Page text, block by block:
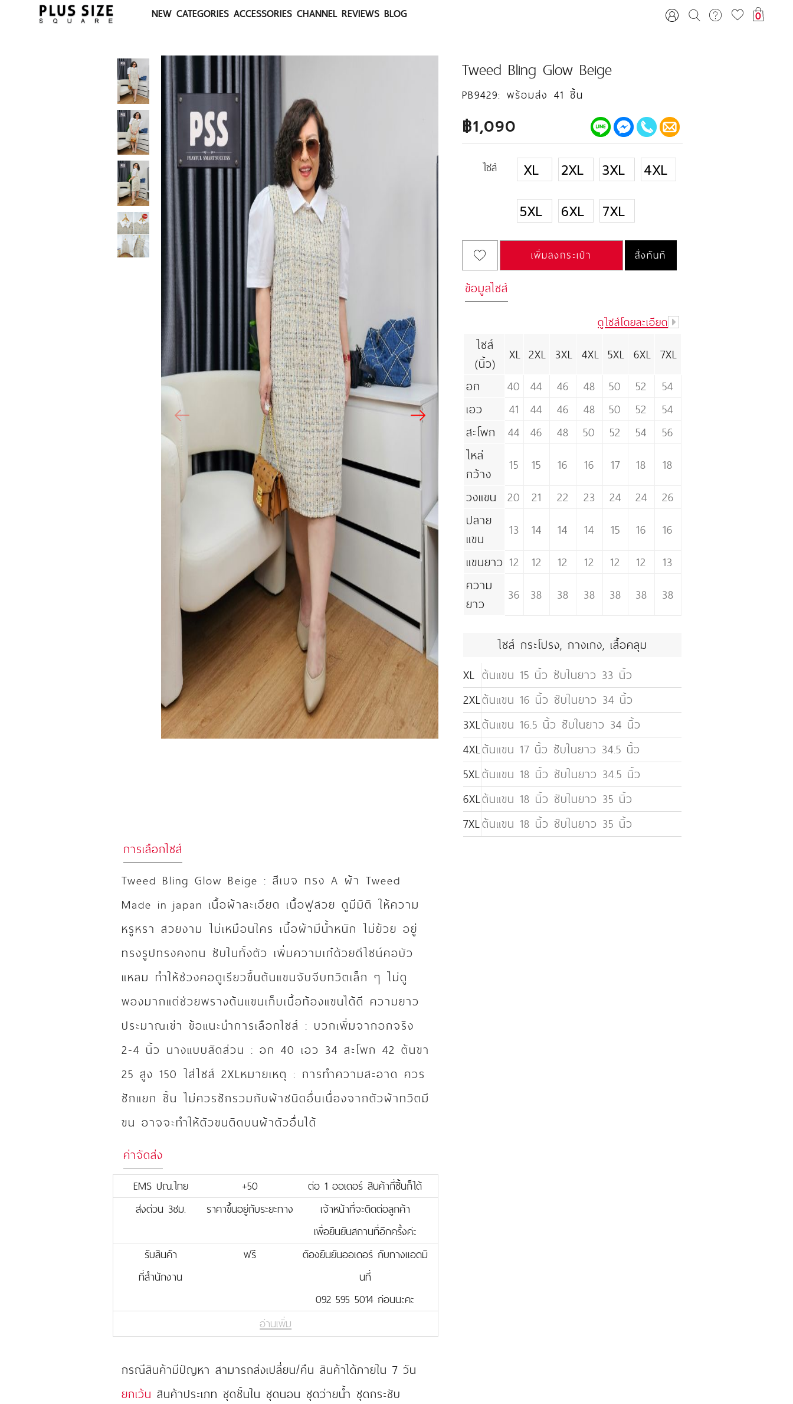
NEW CATEGORIES ACCESSORIES CHANNEL REVIEWS BLOG 0
Tweed Bling Glow Beige
PB9429: พร้อมส่ง 41 ชิ้น
฿1,090
ไซส์ XL 2XL 3XL 4XL
5XL 6XL 7XL
เพิ่มลงกระเป๋า สั่งทันที
ข้อมูลไซส์
ดูไซส์โดยละเอียด
ไซส์
(นิ้ว)
XL 2XL 3XL 4XL 5XL 6XL 7XL
อก
40 44 46 48 50 52
54
เอว
41 44 46 48 50 52
54
สะโพก
44 46 48 50 52 54
56
ไหล่
กว้าง
15 15 16 16 17 18
18
วงแขน
20 21 22 23 24 24
26
ปลาย
แขน
13 14 14 14 15 16
16
แขนยาว 12 12 12 12 12 12
13
ความ
ยาว
36 38 38 38 38 38 38
ไซส์ กระโปรง, กางเกง, เสื้อคลุม
XL ต้นแขน 15 นิ้ว ซับในยาว 33 นิ้ว
2XLต้นแขน 16 นิ้ว ซับในยาว 34 นิ้ว
3XLต้นแขน 16.5 นิ้ว ซับในยาว 34 นิ้ว
4XLต้นแขน 17 นิ้ว ซับในยาว 34.5 นิ้ว
5XLต้นแขน 18 นิ้ว ซับในยาว 34.5 นิ้ว
6XLต้นแขน 18 นิ้ว ซับในยาว 35 นิ้ว
7XLต้นแขน 18 นิ้ว ซับในยาว 35 นิ้ว
การเลือกไซส์
Tweed Bling Glow Beige : สีเบจ ทรง A ผ้า Tweed
Made in japan เนื้อผ้าละเอียด เนื้อฟูสวย ดูมีมิติ ให้ความ
หรูหรา สวยงาม ไม่เหมือนใคร เนื้อผ้ามีน้ำหนัก ไม่ย้วย อยู่
ทรงรูปทรงคงทน ซับในทั้งตัว เพิ่มความเก๋ด้วยดีไซน์คอบัว
แหลม ทำให้ช่วงคอดูเรียวขึ้นต้นแขนจับจีบทวิตเล็ก ๆ ไม่ดู
พองมากแต่ช่วยพรางต้นแขนเก็บเนื้อท้องแขนได้ดี ความยาว
ประมาณเข่า ข้อแนะนำการเลือกไซส์ : บวกเพิ่มจากอกจริง
2-4 นิ้ว นางแบบสัดส่วน : อก 40 เอว 34 สะโพก 42 ต้นขา
25 สูง 150 ใส่ไซส์ 2XLหมายเหตุ : การทำความสะอาด ควร
ซักแยก ชิ้น ไม่ควรซักรวมกับผ้าชนิดอื่นเนื่องจากตัวผ้าทวิตมี
ขน อาจจะทำให้ตัวขนติดบนผ้าตัวอื่นได้
ค่าจัดส่ง
EMS ปณ.ไทย +50
ต่อ 1 ออเดอร์ สินค้ากี่ชิ้นก็ได้
ส่งด่วน 3ชม.
ราคาขึ้นอยู่กับระยะทาง
เจ้าหน้าที่จะติดต่อลูกค้า
เพื่อยืนยันสถานที่อีกครั้งค่ะ
รับสินค้า
ที่สำนักงาน
ฟรี
ต้องยืนยันออเดอร์ กับทางแอดมิ
นที่
092 595 5014 ก่อนนะคะ
อ่านเพิ่ม
กรณีสินค้ามีปัญหา สามารถส่งเปลี่ยน/คืน สินค้าได้ภายใน 7 วัน
ยกเว้น สินค้าประเภท ชุดชั้นใน ชุดนอน ชุดว่ายน้ำ ชุดกระชับ